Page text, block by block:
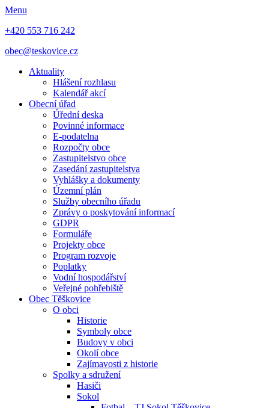
Menu
+420 553 716 242
obec@teskovice.cz
Aktuality
Hlášení rozhlasu
Kalendář akcí
Obecní úřad
Úřední deska
Povinné informace
E-podatelna
Rozpočty obce
Zastupitelstvo obce
Zasedání zastupitelstva
Vyhlášky a dokumenty
Územní plán
Služby obecního úřadu
Zprávy o poskytování informací
GDPR
Formuláře
Projekty obce
Program rozvoje
Poplatky
Vodní hospodářství
Veřejné pohřebiště
Obec Těškovice
O obci
Historie
Symboly obce
Budovy v obci
Okolí obce
Zajímavosti z historie
Spolky a sdružení
Hasiči
Sokol